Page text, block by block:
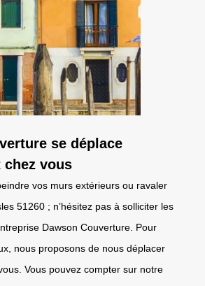
se déplace
vous
vos murs extérieurs ou ravaler
51260 ; n’hésitez pas à solliciter les
Dawson Couverture. Pour
nous proposons de nous déplacer
Vous pouvez compter sur notre